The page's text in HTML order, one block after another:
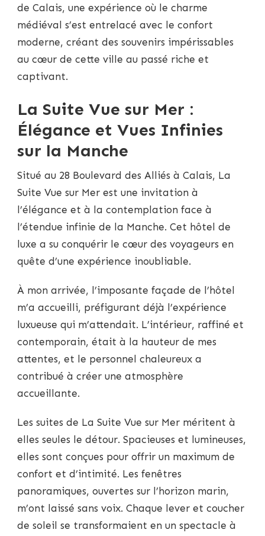
de Calais, une expérience où le charme
médiéval s’est entrelacé avec le confort
moderne, créant des souvenirs impérissables
au cœur de cette ville au passé riche et
captivant.
La Suite Vue sur Mer :
Élégance et Vues Infinies
sur la Manche
Situé au 28 Boulevard des Alliés à Calais, La
Suite Vue sur Mer est une invitation à
l’élégance et à la contemplation face à
l’étendue infinie de la Manche. Cet hôtel de
luxe a su conquérir le cœur des voyageurs en
quête d’une expérience inoubliable.
À mon arrivée, l’imposante façade de l’hôtel
m’a accueilli, préfigurant déjà l’expérience
luxueuse qui m’attendait. L’intérieur, raffiné et
contemporain, était à la hauteur de mes
attentes, et le personnel chaleureux a
contribué à créer une atmosphère
accueillante.
Les suites de La Suite Vue sur Mer méritent à
elles seules le détour. Spacieuses et lumineuses,
elles sont conçues pour offrir un maximum de
confort et d’intimité. Les fenêtres
panoramiques, ouvertes sur l’horizon marin,
m’ont laissé sans voix. Chaque lever et coucher
de soleil se transformaient en un spectacle à